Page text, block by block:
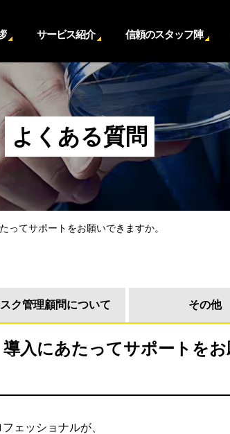
サービス紹介 信頼のスタッフ陣
よくある質問
ってサポートをお願いできますか。
ク管理顧問について その他
入にあたってサポートを
ェッショナルが、